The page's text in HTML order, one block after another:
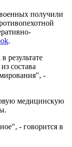
получили
.
результате
состава
-
медицинскую
- говорится в